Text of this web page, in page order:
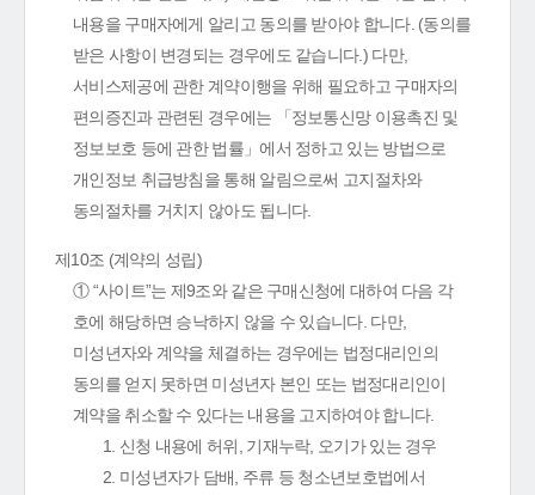
내용을 구매자에게 알리고 동의를 받아야 합니다. (동의를
받은 사항이 변경되는 경우에도 같습니다.) 다만,
서비스제공에 관한 계약이행을 위해 필요하고 구매자의
편의증진과 관련된 경우에는 「정보통신망 이용촉진 및
정보보호 등에 관한 법률」에서 정하고 있는 방법으로
개인정보 취급방침을 통해 알림으로써 고지절차와
동의절차를 거치지 않아도 됩니다.
제10조 (계약의 성립)
① “사이트”는 제9조와 같은 구매신청에 대하여 다음 각
호에 해당하면 승낙하지 않을 수 있습니다. 다만,
미성년자와 계약을 체결하는 경우에는 법정대리인의
동의를 얻지 못하면 미성년자 본인 또는 법정대리인이
계약을 취소할 수 있다는 내용을 고지하여야 합니다.
1. 신청 내용에 허위, 기재누락, 오기가 있는 경우
2. 미성년자가 담배, 주류 등 청소년보호법에서